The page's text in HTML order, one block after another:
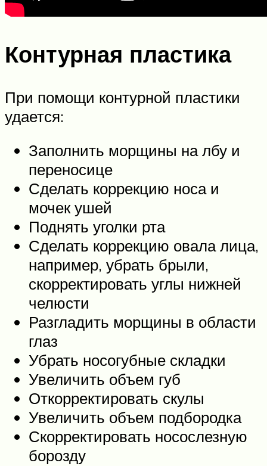
Контурная пластика
При помощи контурной пластики
удается:
Заполнить морщины на лбу и
переносице
Сделать коррекцию носа и
мочек ушей
Поднять уголки рта
Сделать коррекцию овала лица,
например, убрать брыли,
скорректировать углы нижней
челюсти
Разгладить морщины в области
глаз
Убрать носогубные складки
Увеличить объем губ
Откорректировать скулы
Увеличить объем подбородка
Скорректировать носослезную
борозду